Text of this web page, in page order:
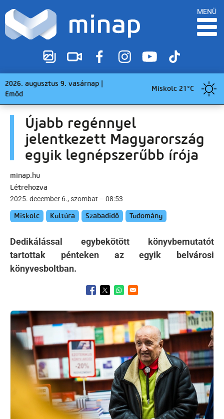
MENÜ
2026. augusztus 9. vasárnap |
Emőd
Miskolc 21°C
Újabb regénnyel
jelentkezett Magyarország
egyik legnépszerűbb írója
minap.hu
Létrehozva
2025. december 6., szombat – 08:53
Miskolc Kultúra Szabadidő Tudomány
Dedikálással egybekötött könyvbemutatót
tartottak pénteken az egyik belvárosi
könyvesboltban.
Opens in a new window
Opens in a new window
Opens in a new window
Kép